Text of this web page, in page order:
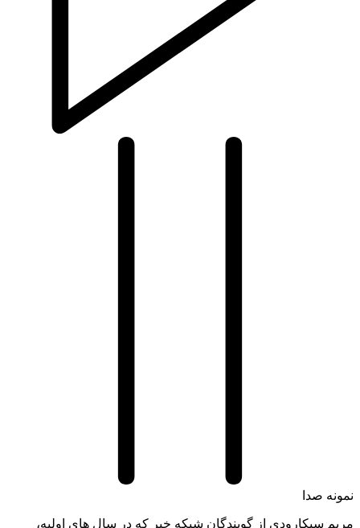
صدا
سيکارودی از گويندگان شبکه خبر که در سال های اولیه،